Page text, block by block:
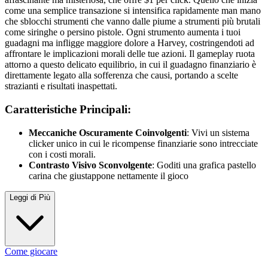
come una semplice transazione si intensifica rapidamente man mano
che sblocchi strumenti che vanno dalle piume a strumenti più brutali
come siringhe o persino pistole. Ogni strumento aumenta i tuoi
guadagni ma infligge maggiore dolore a Harvey, costringendoti ad
affrontare le implicazioni morali delle tue azioni. Il gameplay ruota
attorno a questo delicato equilibrio, in cui il guadagno finanziario è
direttamente legato alla sofferenza che causi, portando a scelte
strazianti e risultati inaspettati.
Caratteristiche Principali:
Meccaniche Oscuramente Coinvolgenti: Vivi un sistema
clicker unico in cui le ricompense finanziarie sono intrecciate
con i costi morali.
Contrasto Visivo Sconvolgente: Goditi una grafica pastello
carina che giustappone nettamente il gioco
Leggi di Più
Come giocare